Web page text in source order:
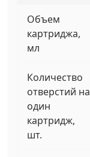
Объем
картриджа,
мл
Количество
отверстий на
один
картридж,
шт.